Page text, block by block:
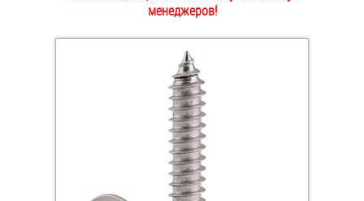
Дюймовый крепёж
Заклепки (Гайки-Заклепки)
Крюки, кольца с метрической резьбой
менеджеров!